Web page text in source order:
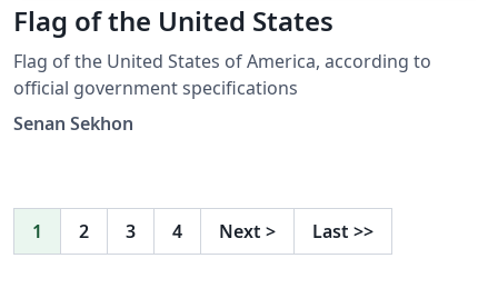
Flag of the United States
Flag of the United States of America, according to
official government specifications
Senan Sekhon
1 2 3 4 Next > Last >>